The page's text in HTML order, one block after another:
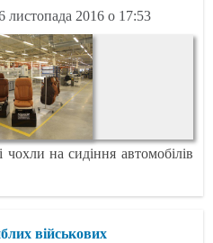
листопада 2016 о 17:53
на сидіння автомобілів
військових